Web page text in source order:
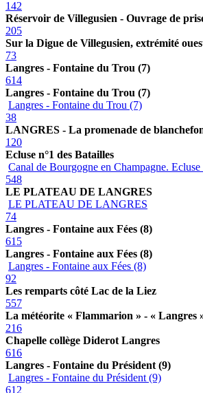
142
Réservoir de Villegusien - Ouvrage de
205
Sur la Digue de Villegusien, extrémité
73
Langres - Fontaine du Trou (7)
614
Langres - Fontaine du Trou (7)
Langres - Fontaine du Trou (7)
38
LANGRES - La promenade de
120
Ecluse n°1 des Batailles
Canal de Bourgogne en Champagne.
548
LE PLATEAU DE LANGRES
LE PLATEAU DE LANGRES
74
Langres - Fontaine aux Fées (8)
615
Langres - Fontaine aux Fées (8)
Langres - Fontaine aux Fées (8)
92
Les remparts côté Lac de la Liez
557
La météorite « Flammarion » - « Langres
216
Chapelle collège Diderot Langres
616
Langres - Fontaine du Président (9)
Langres - Fontaine du Président (9)
612